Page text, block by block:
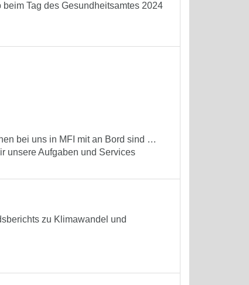
Tag des Gesundheitsamtes 2024
bei uns in MFI mit an Bord sind …
unsere Aufgaben und Services
zu Klimawandel und